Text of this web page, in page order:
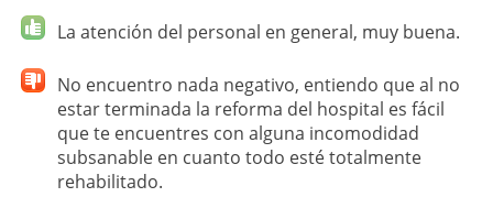
La atención del personal en general, muy buena.
No encuentro nada negativo, entiendo que al no
estar terminada la reforma del hospital es fácil
que te encuentres con alguna incomodidad
subsanable en cuanto todo esté totalmente
rehabilitado.